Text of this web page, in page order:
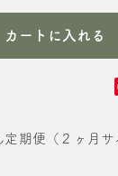
カートに入れる
期便（２ヶ月サ